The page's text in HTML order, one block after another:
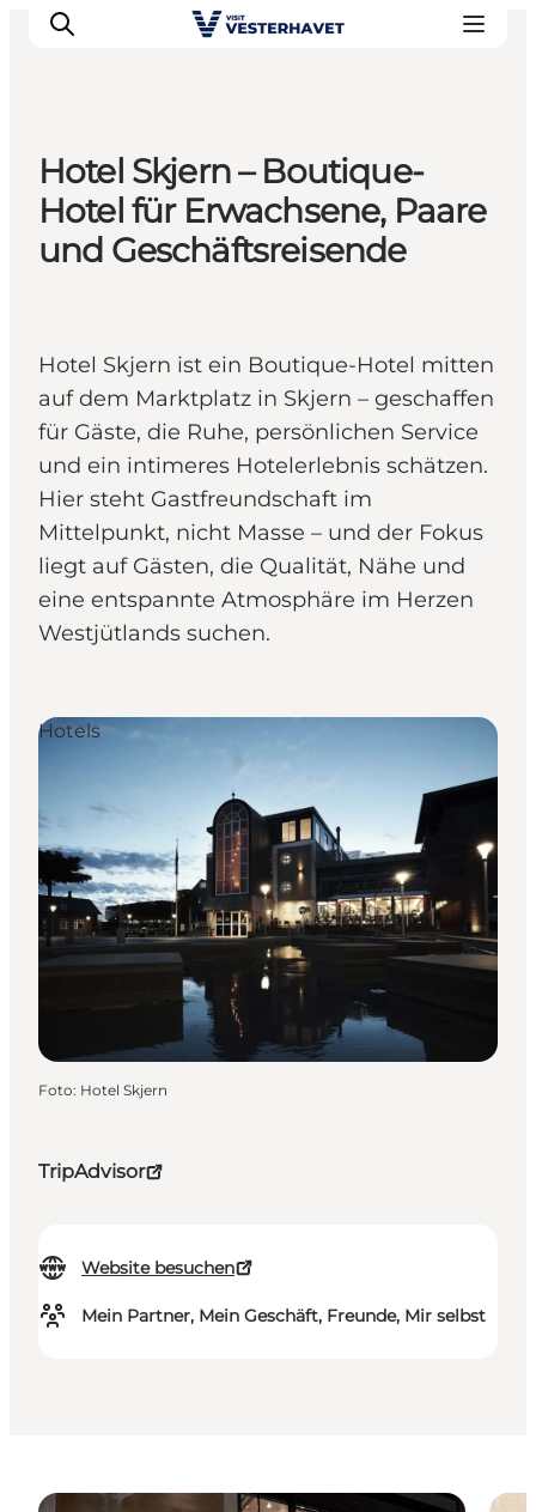
Events
Erlebnisse
Unsere Städte
Plane deine Reise
Hotel Skjern – Boutique-
Hotel für Erwachsene, Paare
und Geschäftsreisende
Hotel Skjern ist ein Boutique-Hotel mitten
auf dem Marktplatz in Skjern – geschaffen
für Gäste, die Ruhe, persönlichen Service
und ein intimeres Hotelerlebnis schätzen.
Hier steht Gastfreundschaft im
Mittelpunkt, nicht Masse – und der Fokus
liegt auf Gästen, die Qualität, Nähe und
eine entspannte Atmosphäre im Herzen
Westjütlands suchen.
TripAdvisor
Website besuchen
Mein Partner, Mein Geschäft, Freunde, Mir selbst
Hotels
Foto: Hotel Skjern